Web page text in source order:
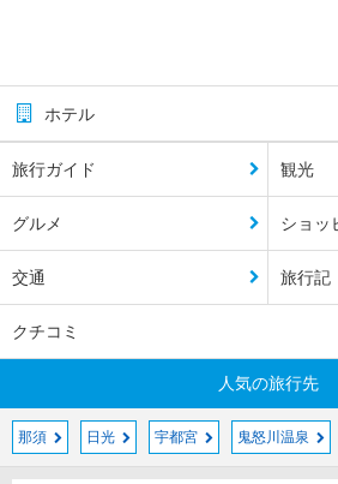
ホテル
旅行ガイド 観光
グルメ ショッ
交通 旅行記
クチコミ
人気の旅行先
那須 日光 宇都宮 鬼怒川温泉